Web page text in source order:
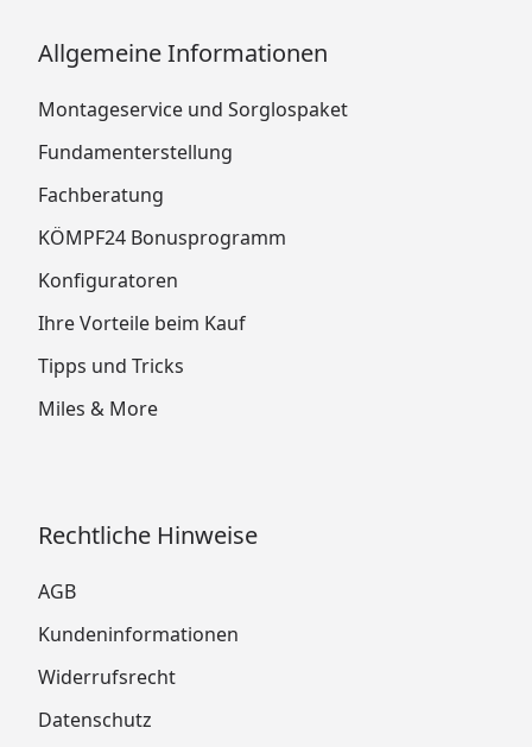
Allgemeine Informationen
Montageservice und Sorglospaket
Fundamenterstellung
Fachberatung
KÖMPF24 Bonusprogramm
Konfiguratoren
Ihre Vorteile beim Kauf
Tipps und Tricks
Miles & More
Rechtliche Hinweise
AGB
Kundeninformationen
Widerrufsrecht
Datenschutz